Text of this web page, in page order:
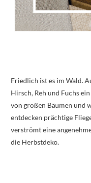
Friedlich ist es im Wald.
Hirsch, Reh und Fuchs
von großen Bäumen und
entdecken prächtige
verströmt eine
die Herbstdeko.